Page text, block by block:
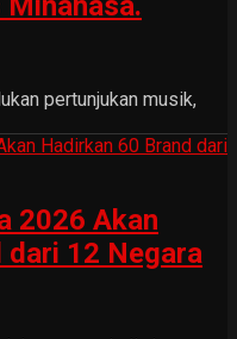
pertunjukan musik,
2026 Akan
dari 12 Negara